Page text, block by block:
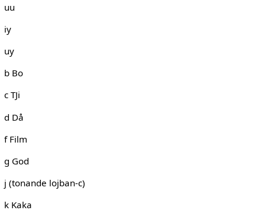
uu
iy
uy
b Bo
c TJi
d Då
f Film
g God
j (tonande lojban-c)
k Kaka